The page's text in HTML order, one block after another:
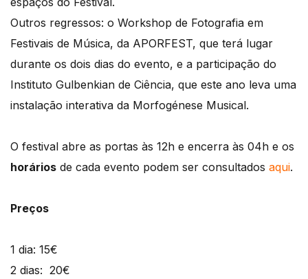
Outros regressos: o Workshop de Fotografia em
Festivais de Música, da APORFEST, que terá lugar
durante os dois dias do evento, e a participação do
Instituto Gulbenkian de Ciência, que este ano leva uma
instalação interativa da Morfogénese Musical.
O festival abre as portas às 12h e encerra às 04h e os
horários de cada evento podem ser consultados aqui.
Preços
1 dia: 15€
2 dias: 20€